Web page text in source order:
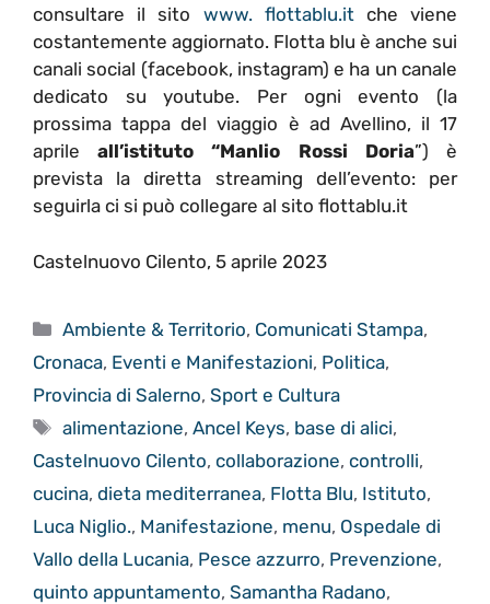
consultare il sito www. flottablu.itche viene
costantemente aggiornato. Flotta blu è anche sui
canali social (facebook, instagram) e ha un canale
dedicato su youtube. Per ogni evento (la
prossima tappa del viaggio è ad Avellino, il 17
aprileall’istituto “Manlio Rossi Doria”) è
prevista la diretta streaming dell’evento: per
seguirla ci si può collegare al sito flottablu.it
Castelnuovo Cilento, 5 aprile 2023
Categorie
Ambiente & Territorio, Comunicati Stampa,
Cronaca, Eventi e Manifestazioni, Politica,
Provincia di Salerno, Sport e Cultura
Tag
alimentazione,Ancel Keys, base di alici,
Castelnuovo Cilento, collaborazione, controlli,
cucina, dieta mediterranea, Flotta Blu, Istituto,
Luca Niglio., Manifestazione, menu, Ospedale di
Vallo della Lucania, Pesce azzurro, Prevenzione,
quinto appuntamento, Samantha Radano,